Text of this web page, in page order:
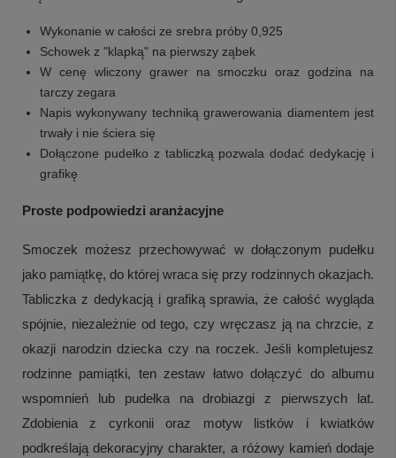
Wykonanie w całości ze srebra próby 0,925
Schowek z "klapką" na pierwszy ząbek
W cenę wliczony grawer na smoczku oraz godzina na
tarczy zegara
Napis wykonywany techniką grawerowania diamentem jest
trwały i nie ściera się
Dołączone pudełko z tabliczką pozwala dodać dedykację i
grafikę
Proste podpowiedzi aranżacyjne
Smoczek możesz przechowywać w dołączonym pudełku
jako pamiątkę, do której wraca się przy rodzinnych okazjach.
Tabliczka z dedykacją i grafiką sprawia, że całość wygląda
spójnie, niezależnie od tego, czy wręczasz ją na chrzcie, z
okazji narodzin dziecka czy na roczek. Jeśli kompletujesz
rodzinne pamiątki, ten zestaw łatwo dołączyć do albumu
wspomnień lub pudełka na drobiazgi z pierwszych lat.
Zdobienia z cyrkonii oraz motyw listków i kwiatków
podkreślają dekoracyjny charakter, a różowy kamień dodaje